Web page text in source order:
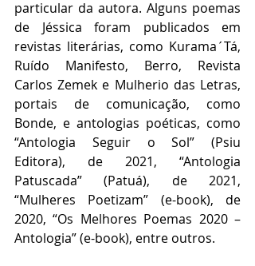
particular da autora. Alguns poemas
de Jéssica foram publicados em
revistas literárias, como Kurama´Tá,
Ruído Manifesto, Berro, Revista
Carlos Zemek e Mulherio das Letras,
portais de comunicação, como
Bonde, e antologias poéticas, como
“Antologia Seguir o Sol” (Psiu
Editora), de 2021, “Antologia
Patuscada” (Patuá), de 2021,
“Mulheres Poetizam” (e-book), de
2020, “Os Melhores Poemas 2020 –
Antologia” (e-book), entre outros.